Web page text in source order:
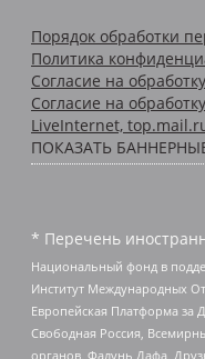
Порядок обработки
Политика
Согласие на
Согласие на
LiveInternet,
ПОКАЗАТЬ
* Перечень
Национальный фонд в
Институт Международных
Европейская Платформа
Свободная Россия,
органов, Фалунь Дафа,